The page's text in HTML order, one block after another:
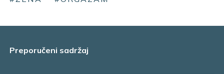
Preporučeni sadržaj